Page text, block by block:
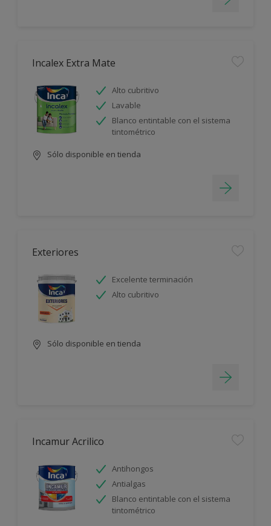
Incalex Extra Mate
Alto cubritivo
Lavable
Blanco entintable con el sistema
tintométrico
Sólo disponible en tienda
Exteriores
Excelente terminación
Alto cubritivo
Sólo disponible en tienda
Incamur Acrilico
Antihongos
Antialgas
Blanco entintable con el sistema
tintométrico